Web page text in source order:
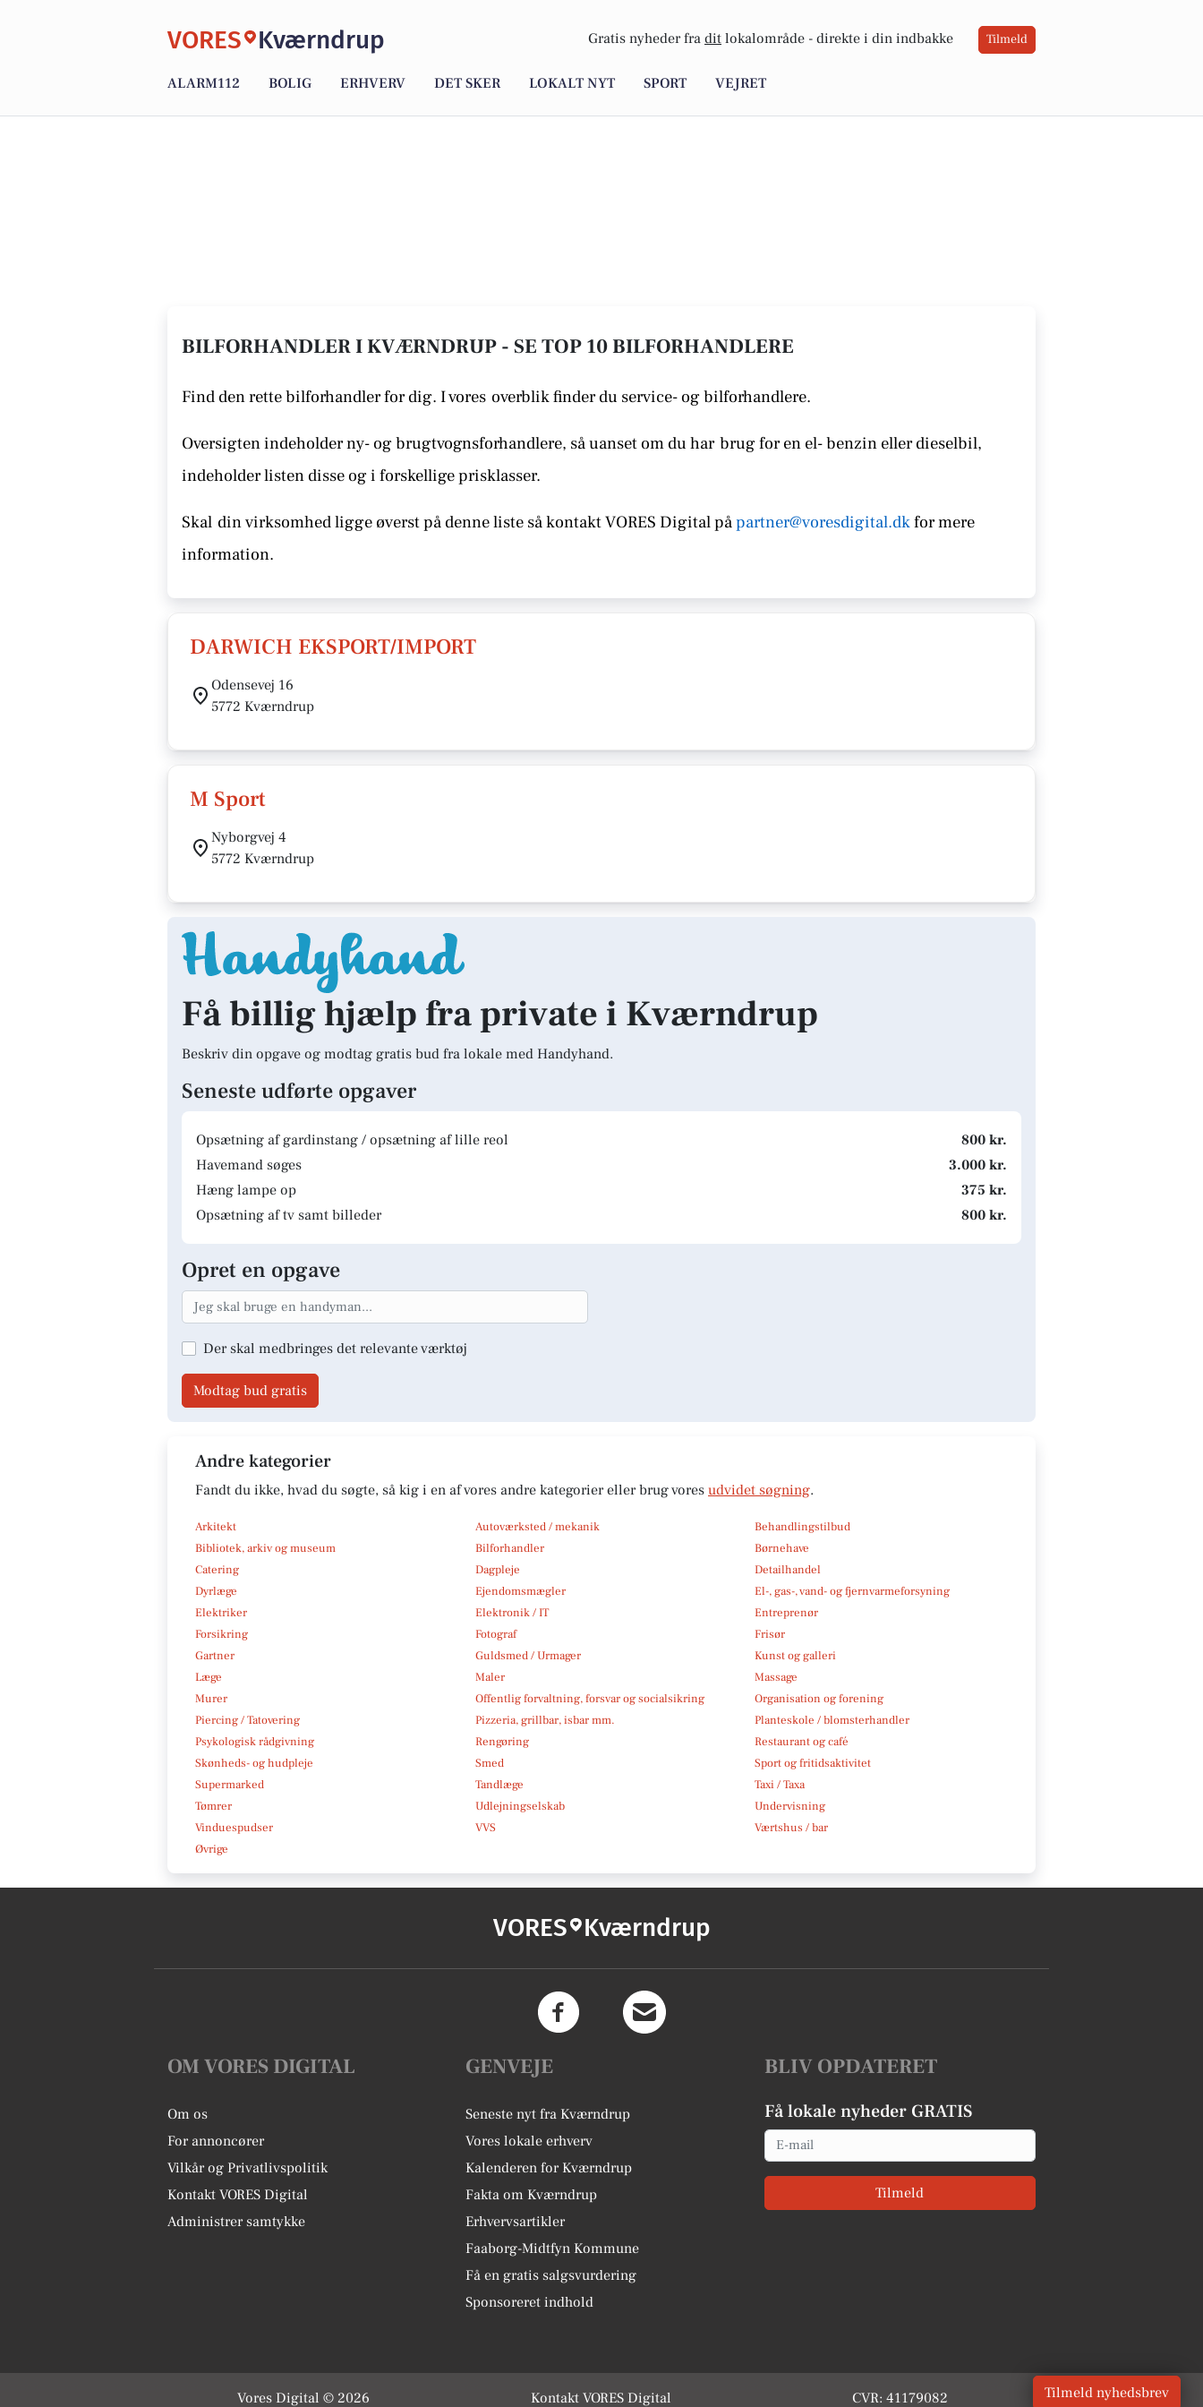
VORES Kværndrup Gratis nyheder fra dit lokalområde - direkte i din indbakke Tilmeld
ALARM112 BOLIG ERHVERV DET SKER LOKALT NYT SPORT VEJRET
BILFORHANDLER I KVÆRNDRUP - SE TOP 10 BILFORHANDLERE
Find den rette bilforhandler for dig. I vores overblik finder du service- og bilforhandlere.
Oversigten indeholder ny- og brugtvognsforhandlere, så uanset om du har brug for en el- benzin eller dieselbil,
indeholder listen disseog i forskellige prisklasser.
Skal din virksomhed ligge øverst på denne liste så kontaktVORES Digital påpartner@voresdigital.dkfor mere
information.
DARWICH EKSPORT/IMPORT
Odensevej 16
5772 Kværndrup
M Sport
Nyborgvej 4
5772 Kværndrup
Få billig hjælp fra private i Kværndrup
Beskriv din opgave og modtag gratis bud fra lokale med Handyhand.
Seneste udførte opgaver
Opsætning af gardinstang / opsætning af lille reol
800 kr.
Havemand søges
3.000 kr.
Hæng lampe op
375 kr.
Opsætning af tv samt billeder
800 kr.
Opret en opgave
Der skal medbringes det relevante værktøj
Modtag bud gratis
Andre kategorier
Fandt du ikke, hvad du søgte, så kig i en af vores andre kategorier eller brug vores udvidet søgning.
Arkitekt Autoværksted / mekanik
Behandlingstilbud
Bibliotek, arkiv og museum
Bilforhandler
Børnehave
Catering
Dagpleje
Detailhandel
Dyrlæge
Ejendomsmægler
El-, gas-, vand- og fjernvarmeforsyning
Elektriker
Elektronik / IT
Entreprenør
Forsikring
Fotograf
Frisør
Gartner
Guldsmed / Urmager
Kunst og galleri
Læge
Maler
Massage
Murer
Offentlig forvaltning, forsvar og socialsikring
Organisation og forening
Piercing / Tatovering
Pizzeria, grillbar, isbar mm.
Planteskole / blomsterhandler
Psykologisk rådgivning
Rengøring
Restaurant og café
Skønheds- og hudpleje
Smed
Sport og fritidsaktivitet
Supermarked
Tandlæge
Taxi / Taxa
Tømrer
Udlejningselskab
Undervisning
Vinduespudser
VVS
Værtshus / bar
Øvrige
VORES Kværndrup
OM VORES DIGITAL
Om os
For annoncører
Vilkår og Privatlivspolitik
Kontakt VORES Digital
Administrer samtykke
GENVEJE
Seneste nyt fra Kværndrup
Vores lokale erhverv
Kalenderen for Kværndrup
Fakta om Kværndrup
Erhvervsartikler
Faaborg-Midtfyn Kommune
Få en gratis salgsvurdering
Sponsoreret indhold
BLIV OPDATERET
Få lokale nyheder GRATIS
Email
Tilmeld
Vores Digital © 2026 Kontakt VORES Digital CVR: 41179082 Tilmeld nyhedsbrev